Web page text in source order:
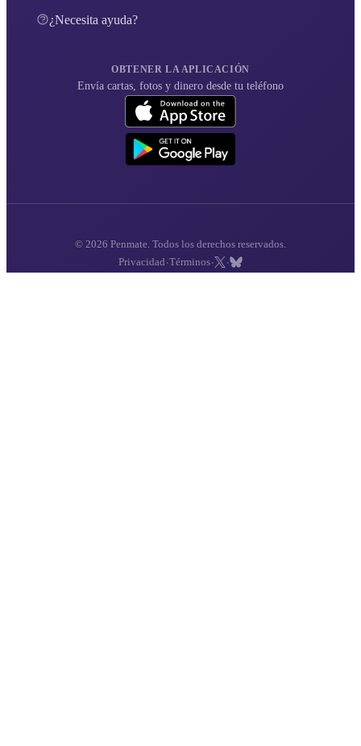
¿Necesita ayuda?
OBTENER LA APLICACIÓN
Envía cartas, fotos y dinero desde tu teléfono
© 2026 Penmate. Todos los derechos reservados.
Privacidad ·Términos· ·